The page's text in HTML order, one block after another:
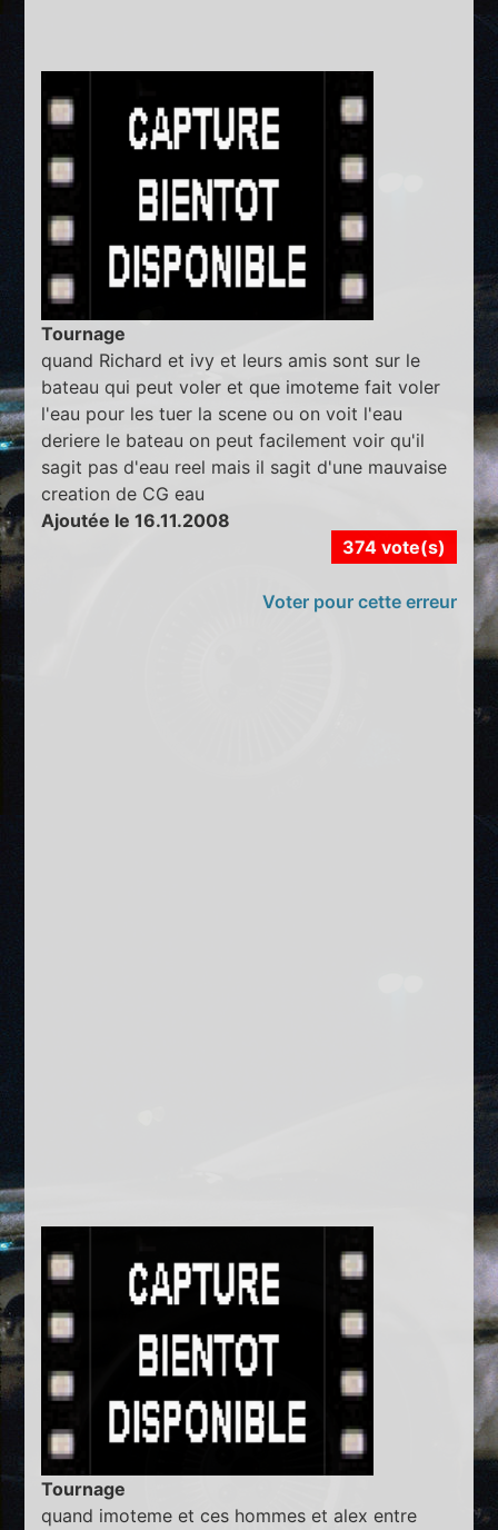
Tournage
quand Richard et ivy et leurs amis sont sur le
bateau qui peut voler et que imoteme fait voler
l'eau pour les tuer la scene ou on voit l'eau
deriere le bateau on peut facilement voir qu'il
sagit pas d'eau reel mais il sagit d'une mauvaise
creation de CG eau
Ajoutée le 16.11.2008
374 vote(s)
Voter pour cette erreur
Tournage
quand imoteme et ces hommes et alex entre